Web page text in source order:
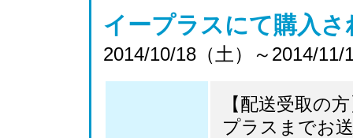
イープラスにて購入さ
2014/10/18（土）～2014/11/
【配送受取の
プラスまでお